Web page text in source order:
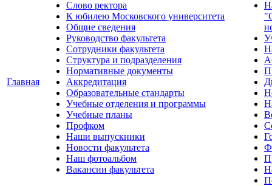
Главная
Слово ректора
К юбилею Московского университета
Общие сведения
Руководство факультета
Сотрудники факультета
Структура и подразделения
Нормативные документы
Аккредитация
Образовательные стандарты
Учебные отделения и программы
Учебные планы
Профком
Наши выпускники
Новости факультета
Наш фотоальбом
Вакансии факультета